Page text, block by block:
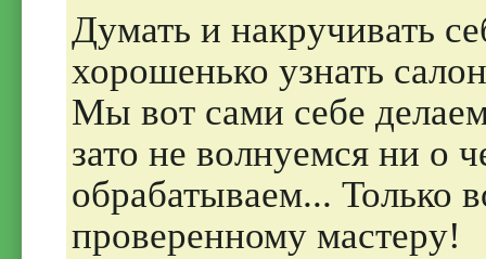
Думать и накручивать
хорошенько узнать
Мы вот сами себе
зато не волнуемся ни о
обрабатываем... Только
проверенному мастеру!